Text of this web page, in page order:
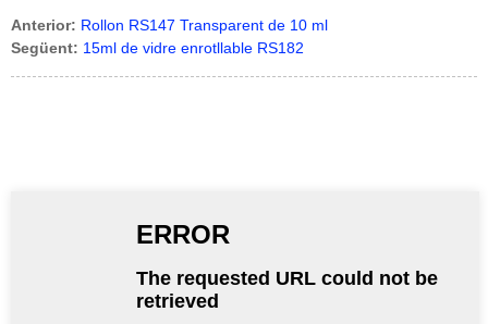
Anterior: Rollon RS147 Transparent de 10 ml
Següent: 15ml de vidre enrotllable RS182